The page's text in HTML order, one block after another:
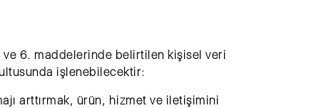
ve 6. maddelerinde belirtilen kişisel veri
işlenebilecektir:
arttırmak, ürün, hizmet ve iletişimini